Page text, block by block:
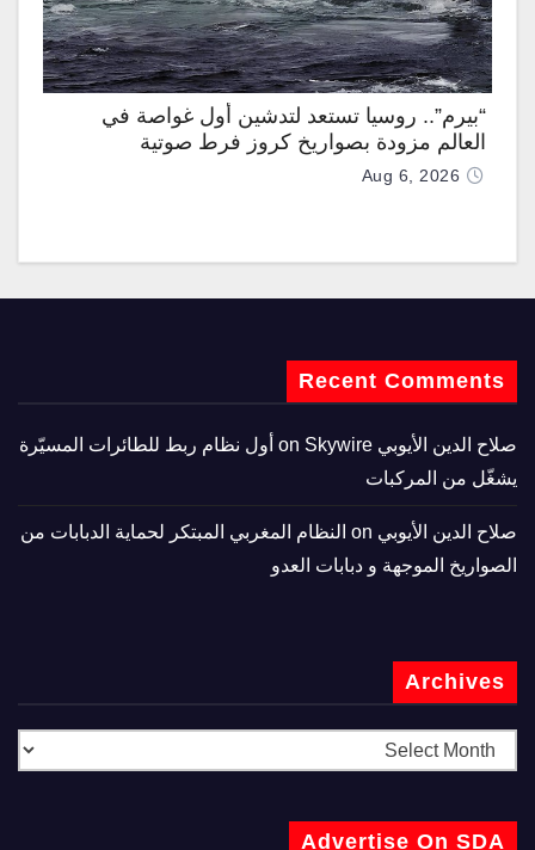
“بيرم”.. روسيا تستعد لتدشين أول غواصة في
العالم مزودة بصواريخ كروز فرط صوتية
Aug 6, 2026
Recent Comments
صلاح الدين الأيوبي
Skywire أول نظام ربط للطائرات المسيّرة
يشغّل من المركبات
صلاح الدين الأيوبي
النظام المغربي المبتكر لحماية الدبابات من
الصواريخ الموجهة و دبابات العدو
Archives
Advertise On SDA